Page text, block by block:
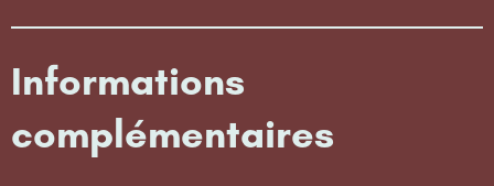
Informations
complémentaires